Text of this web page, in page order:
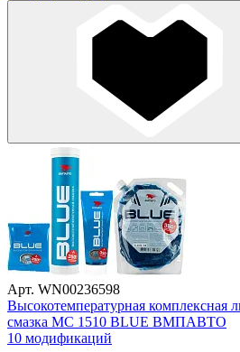
Арт. WN00236598
Высокотемпературная комплексная
смазка МС 1510 BLUE ВМПАВТО
10 модификаций